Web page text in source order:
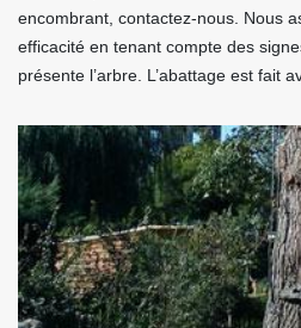
encombrant, contactez-nous. Nous
efficacité en tenant compte des
présente l’arbre. L’abattage est fait